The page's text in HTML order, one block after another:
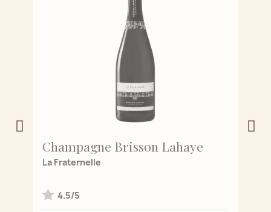
Champagne Brisson Lahaye
La Fraternelle
4.5/5